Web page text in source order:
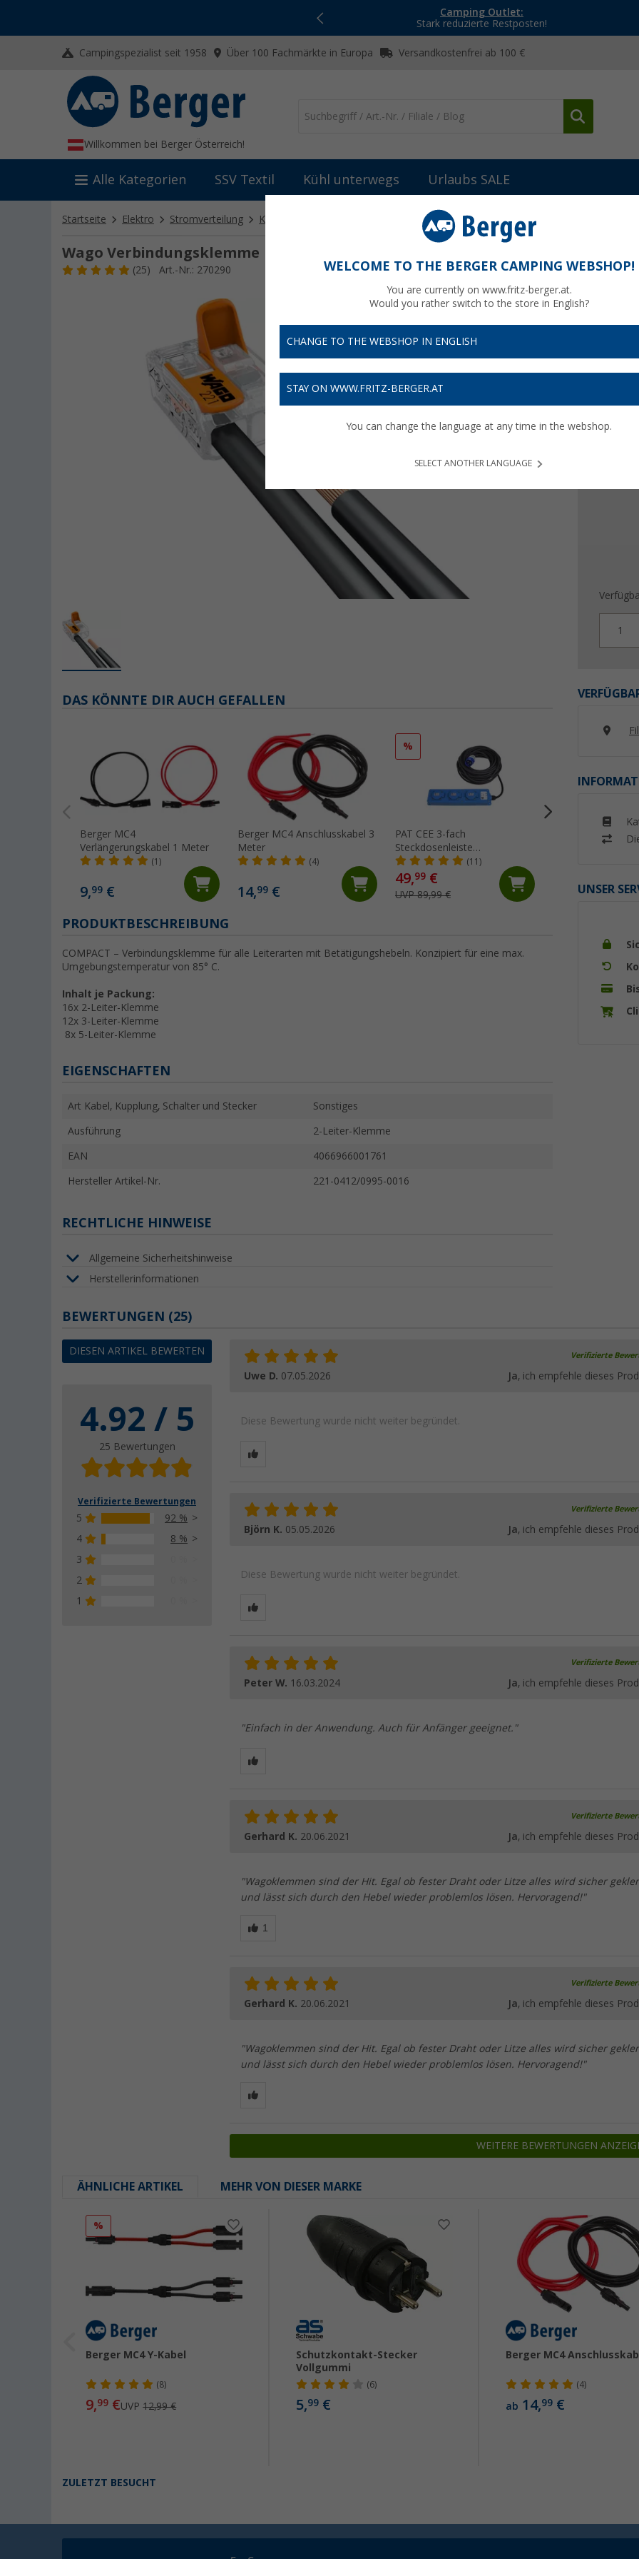
Camping Outlet:
Stark reduzierte Restposten!
Campingspezialist seit 1958 Über 100 Fachmärkte in Europa Versandkostenfrei ab 100 €
Willkommen bei Berger Österreich!
Alle Kategorien SSV Textil Kühl unterwegs Urlaubs SALE
Startseite Elektro Stromverteilung Kabel & Verbinder Wago Verbindungsklemme
Wago Verbindungsklemme
(25) Art.-Nr.: 270290
8,
Preise
Bis zu
1
UNSER
DAS KÖNNTE DIR AUCH GEFALLEN
Berger MC4
Verlängerungskabel 1 Meter
(1)
9,99 €
Berger MC4 Anschlusskabel 3
Meter
(4)
14,99 €
%
PAT CEE 3-fach
Steckdosenleiste
Schutzkontakt 20 Meter
(11)
49,99 €
UVP 89,99 €
Berger Y-
UVP 12,99 €
PRODUKTBESCHREIBUNG
COMPACT – Verbindungsklemme für alle Leiterarten mit Betätigungshebeln. Konzipiert für eine max.
Umgebungstemperatur von 85° C.
Inhalt je Packung:
16x 2-Leiter-Klemme
12x 3-Leiter-Klemme
8x 5-Leiter-Klemme
EIGENSCHAFTEN
Art Kabel, Kupplung, Schalter und Stecker Sonstiges
Ausführung 2-Leiter-Klemme
EAN 4066966001761
Hersteller Artikel-Nr. 221-0412/0995-0016
RECHTLICHE HINWEISE
Allgemeine Sicherheitshinweise
Herstellerinformationen
BEWERTUNGEN (25)
DIESEN ARTIKEL BEWERTEN
4.92 / 5
25 Bewertungen
Verifizierte Bewertungen
5
92 %
4
8 %
3
2
1
Verifizierte
Uwe D. 07.05.2026 Ja, ich empfehle dieses
Diese Bewertung wurde nicht weiter begründet.
Verifizierte
Björn K. 05.05.2026 Ja, ich empfehle dieses
Diese Bewertung wurde nicht weiter begründet.
Verifizierte
Peter W. 16.03.2024 Ja, ich empfehle dieses
"Einfach in der Anwendung. Auch für Anfänger geeignet."
Verifizierte
Gerhard K. 20.06.2021 Ja, ich empfehle dieses
"Wagoklemmen sind der Hit. Egal ob fester Draht oder Litze alles wird sicher
und lässt sich durch den Hebel wieder problemlos lösen. Hervoragend!"
Verifizierte
Gerhard K. 20.06.2021 Ja, ich empfehle dieses
"Wagoklemmen sind der Hit. Egal ob fester Draht oder Litze alles wird sicher
und lässt sich durch den Hebel wieder problemlos lösen. Hervoragend!"
WEITERE BEWERTUNGEN
ÄHNLICHE ARTIKEL MEHR VON DIESER MARKE
%
Berger MC4 Y-Kabel
(8)
9,99 €UVP12,99 €
Schutzkontakt-Stecker
Vollgummi
(6)
5,99€
Berger MC4
(4)
ab 14,99 €
ZULETZT BESUCHT
WELCOME TO THE BERGER CAMPING WEBSHOP!
You are currently on www.fritz-berger.at.
Would you rather switch to the store in English?
CHANGE TO THE WEBSHOP IN ENGLISH
STAY ON WWW.FRITZ-BERGER.AT
You can change the language at any time in the webshop.
SELECT ANOTHER LANGUAGE